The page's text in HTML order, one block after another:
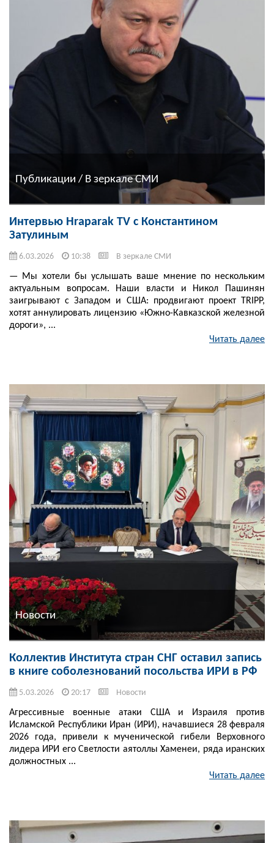
Публикации / В зеркале СМИ
Интервью Hraparak TV с Константином
Затулиным
6.03.2026 10:38 В зеркале СМИ
— Мы хотели бы услышать ваше мнение по нескольким
актуальным вопросам. Наши власти и Никол Пашинян
заигрывают с Западом и США: продвигают проект TRIPP,
хотят аннулировать лицензию «Южно-Кавказской железной
дороги», ...
Читать далее
Новости
Коллектив Института стран СНГ оставил запись
в книге соболезнований посольства ИРИ в РФ
5.03.2026 20:17 Новости
Агрессивные военные атаки США и Израиля против
Исламской Республики Иран (ИРИ), начавшиеся 28 февраля
2026 года, привели к мученической гибели Верховного
лидера ИРИ его Светлости аятоллы Хаменеи, ряда иранских
должностных ...
Читать далее